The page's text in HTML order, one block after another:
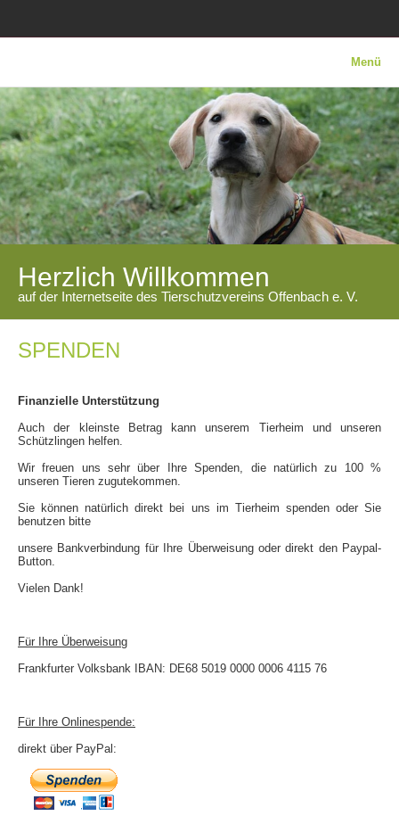
Menü
Herzlich Willkommen
auf der Internetseite des Tierschutzvereins Offenbach e. V.
SPENDEN
Finanzielle Unterstützung
Auch der kleinste Betrag kann unserem Tierheim und unseren
Schützlingen helfen.
Wir freuen uns sehr über Ihre Spenden, die natürlich zu 100 %
unseren Tieren zugutekommen.
Sie können natürlich direkt bei uns im Tierheim spenden oder Sie
benutzen bitte
unsere Bankverbindung für Ihre Überweisung oder direkt den Paypal-
Button.
Vielen Dank!
Für Ihre Überweisung
Frankfurter Volksbank IBAN: DE68 5019 0000 0006 4115 76
Für Ihre Onlinespende:
direkt über PayPal: